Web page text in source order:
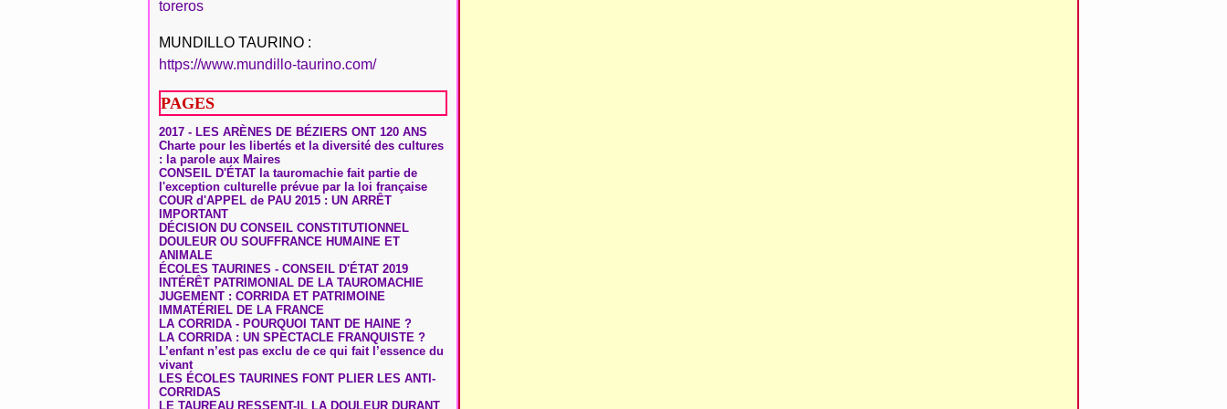
toreros
MUNDILLO TAURINO :
https://www.mundillo-taurino.com/
PAGES
2017 - LES ARÈNES DE BÉZIERS ONT 120 ANS
Charte pour les libertés et la diversité des cultures
: la parole aux Maires
CONSEIL D'ÉTAT la tauromachie fait partie de
l'exception culturelle prévue par la loi française
COUR d'APPEL de PAU 2015 : UN ARRÊT
IMPORTANT
DÉCISION DU CONSEIL CONSTITUTIONNEL
DOULEUR OU SOUFFRANCE HUMAINE ET
ANIMALE
ÉCOLES TAURINES - CONSEIL D'ÉTAT 2019
INTÉRÊT PATRIMONIAL DE LA TAUROMACHIE
JUGEMENT : CORRIDA ET PATRIMOINE
IMMATÉRIEL DE LA FRANCE
LA CORRIDA - POURQUOI TANT DE HAINE ?
LA CORRIDA : UN SPECTACLE FRANQUISTE ?
L’enfant n’est pas exclu de ce qui fait l’essence du
vivant
LES ÉCOLES TAURINES FONT PLIER LES ANTI-
CORRIDAS
LE TAUREAU RESSENT-IL LA DOULEUR DURANT